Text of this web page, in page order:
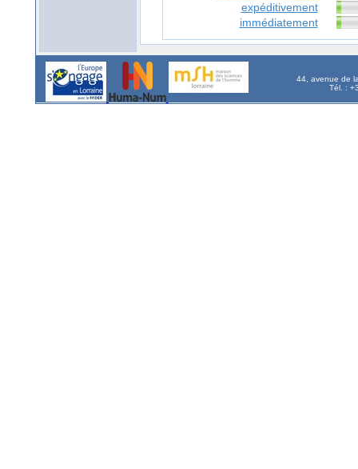
expéditivement
immédiatement
44, avenue de
Tél. :